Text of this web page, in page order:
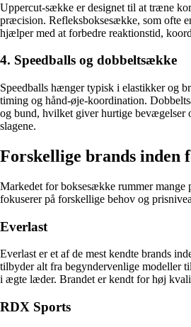
Uppercut-sække er designet til at træne
præcision. Refleksboksesække, som ofte
hjælper med at forbedre reaktionstid,
4. Speedballs og dobbeltsække
Speedballs hænger typisk i elastikker og
timing og hånd-øje-koordination.
og bund, hvilket giver hurtige
slagene.
Forskellige brands inden
Markedet for boksesække rummer mange
fokuserer på forskellige behov og
Everlast
Everlast er et af de mest kendte brands
tilbyder alt fra begyndervenlige modeller
i ægte læder. Brandet er kendt for høj
RDX Sports